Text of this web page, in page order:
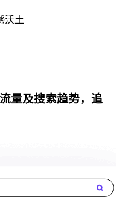
沃土
量及搜索趋势，追